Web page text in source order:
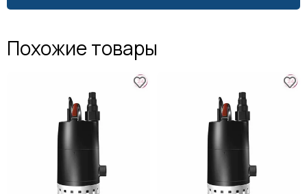
Похожие товары